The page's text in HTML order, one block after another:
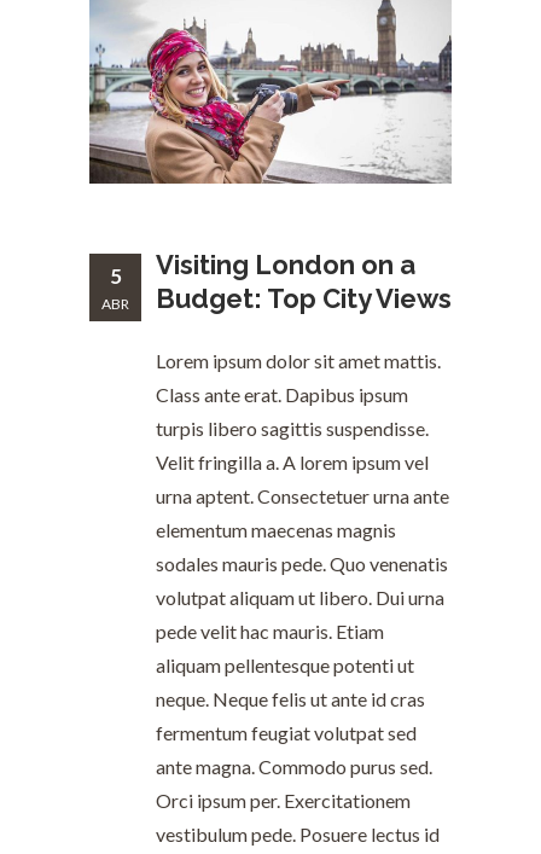
5
ABR
Visiting London on a
Budget: Top City Views
Lorem ipsum dolor sit amet mattis.
Class ante erat. Dapibus ipsum
turpis libero sagittis suspendisse.
Velit fringilla a. A lorem ipsum vel
urna aptent. Consectetuer urna ante
elementum maecenas magnis
sodales mauris pede. Quo venenatis
volutpat aliquam ut libero. Dui urna
pede velit hac mauris. Etiam
aliquam pellentesque potenti ut
neque. Neque felis ut ante id cras
fermentum feugiat volutpat sed
ante magna. Commodo purus sed.
Orci ipsum per. Exercitationem
vestibulum pede. Posuere lectus id